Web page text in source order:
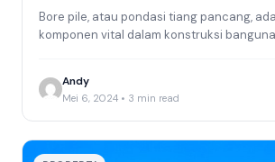
Bore pile, atau pondasi tiang pancang,
komponen vital dalam konstruksi
Andy
Mei 6, 2024 • 3 min read